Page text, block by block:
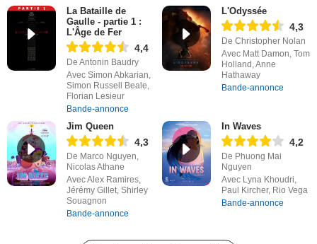
La Bataille de
Gaulle - partie 1 :
L'Âge de Fer
4,4
De Antonin Baudry
Avec Simon Abkarian,
Simon Russell Beale,
Florian Lesieur
Bande-annonce
L'Odyssée
4,3
De Christopher Nolan
Avec Matt Damon, Tom
Holland, Anne
Hathaway
Bande-annonce
Jim Queen
4,3
De Marco Nguyen,
Nicolas Athane
Avec Alex Ramires,
Jérémy Gillet, Shirley
Souagnon
Bande-annonce
In Waves
4,2
De Phuong Mai
Nguyen
Avec Lyna Khoudri,
Paul Kircher, Rio Vega
Bande-annonce